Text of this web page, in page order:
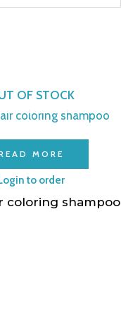
OF STOCK
MORE
to order
coloring shampoo